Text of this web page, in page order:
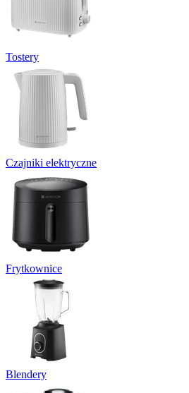
Tostery
Czajniki elektryczne
Frytkownice
Blendery